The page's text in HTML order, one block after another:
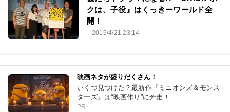
クは、子役』はくっきーワールド全
開！
2019/4/21 23:14
映画ネタが盛りだくさん！
いくつ見つけた？最新作『ミニオンズ＆モンス
ターズ』は“映画作り”に奔走！
PR